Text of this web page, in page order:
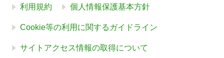
利用規約 個人情報保護基本方針
Cookie等の利用に関するガイドライン
サイトアクセス情報の取得について